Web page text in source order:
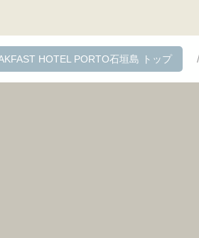
HOTEL PORTO石垣島 トップ